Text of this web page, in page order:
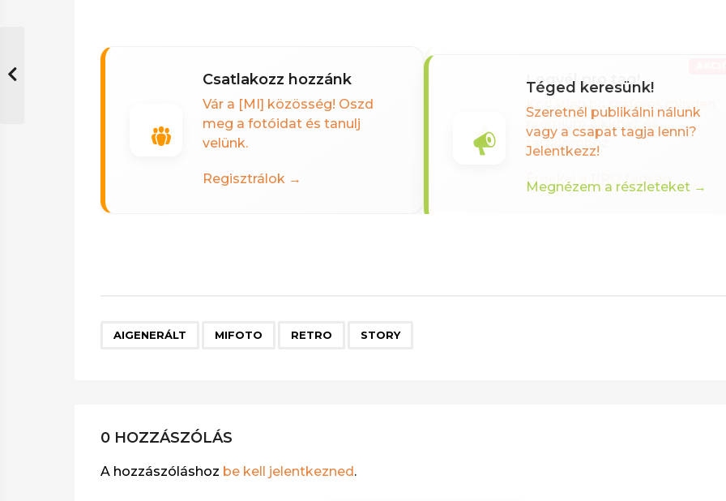
csatlakozz hozzánk
Vár a [MI] közösség! Oszd
meg a fotóidat és tanulj
velünk.
Regisztrálok →
legyél pro tag!
Korlátlan hozzáférés minden
prémium cikkhez és
tartalomhoz.
Érdekel a PRO tagság →
AIGENERÁLT MIFOTO RETRO STORY
0 HOZZÁSZÓLÁS
A hozzászóláshoz be kell jelentkezned.